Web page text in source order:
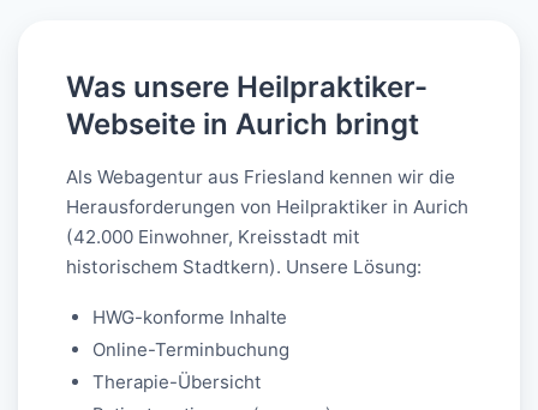
Was unsere Heilpraktiker-
Webseite in Aurich bringt
Als Webagentur aus Friesland kennen wir die
Herausforderungen von Heilpraktiker in Aurich
(42.000 Einwohner, Kreisstadt mit
historischem Stadtkern). Unsere Lösung:
HWG-konforme Inhalte
Online-Terminbuchung
Therapie-Übersicht